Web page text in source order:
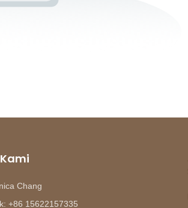
Chang
+86 15622157335